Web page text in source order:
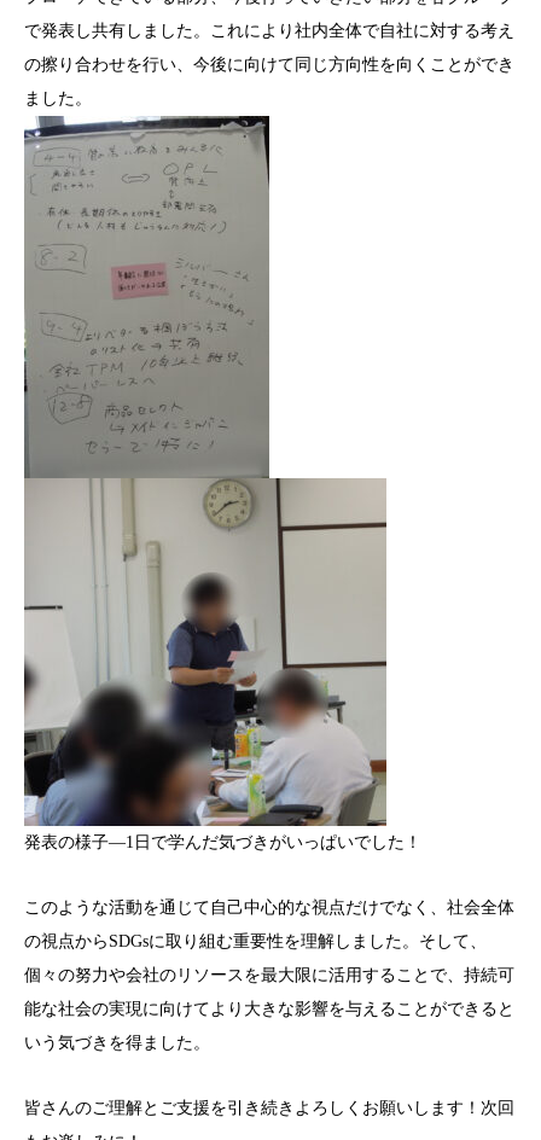
で発表し共有しました。これにより社内全体で自社に対する考え
の擦り合わせを行い、今後に向けて同じ方向性を向くことができ
ました。
発表の様子—1日で学んだ気づきがいっぱいでした！
このような活動を通じて自己中心的な視点だけでなく、社会全体
の視点からSDGsに取り組む重要性を理解しました。そして、
個々の努力や会社のリソースを最大限に活用することで、持続可
能な社会の実現に向けてより大きな影響を与えることができると
いう気づきを得ました。
皆さんのご理解とご支援を引き続きよろしくお願いします！次回